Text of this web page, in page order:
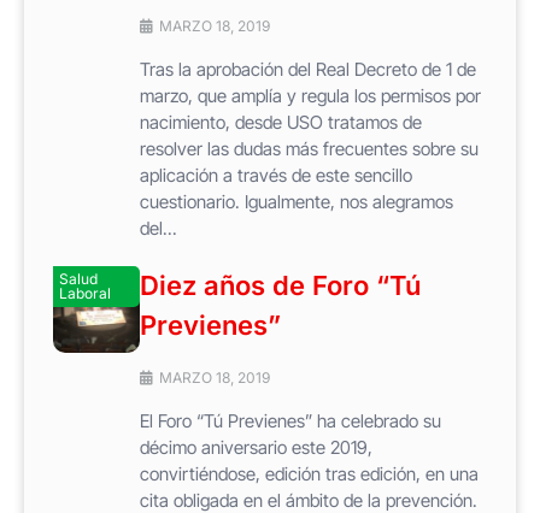
MARZO 18, 2019
Tras la aprobación del Real Decreto de 1 de
marzo, que amplía y regula los permisos por
nacimiento, desde USO tratamos de
resolver las dudas más frecuentes sobre su
aplicación a través de este sencillo
cuestionario. Igualmente, nos alegramos
del...
Salud
Laboral
Diez años de Foro “Tú
Previenes”
MARZO 18, 2019
El Foro “Tú Previenes” ha celebrado su
décimo aniversario este 2019,
convirtiéndose, edición tras edición, en una
cita obligada en el ámbito de la prevención.